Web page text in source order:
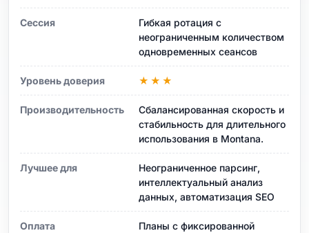
Сессия
Гибкая ротация с
неограниченным количеством
одновременных сеансов
Уровень доверия ★★★
Производительность
Сбалансированная скорость и
стабильность для длительного
использования в Montana.
Лучшее для
Неограниченное парсинг,
интеллектуальный анализ
данных, автоматизация SEO
Оплата
Планы с фиксированной